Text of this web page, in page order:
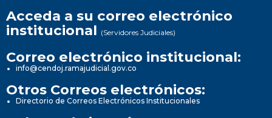
Acceda a su correo electrónico
institucional (Servidores Judiciales)
Correo electrónico institucional:
info@cendoj.ramajudicial.gov.co
Otros Correos electrónicos:
Directorio de Correos Electrónicos Institucionales